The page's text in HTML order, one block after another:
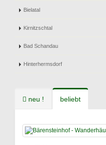
Bielatal
Kirnitzschtal
Bad Schandau
Hinterhermsdorf
neu ! beliebt